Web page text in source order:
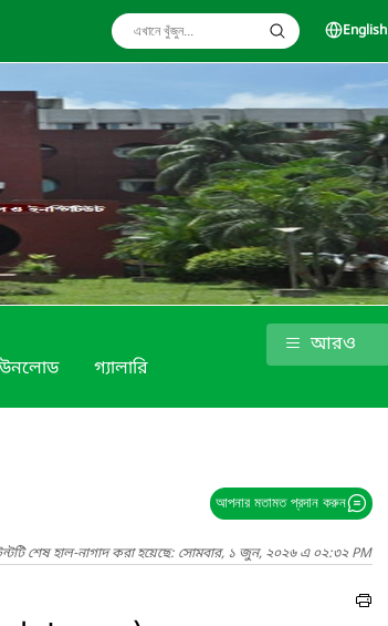
English
গ্যালারি
আরও
আপনার মতামত প্রদান করুন
শেষ হাল-নাগাদ করা হয়েছে: সোমবার, ১ জুন, ২০২৬ এ ০২:৩২ PM